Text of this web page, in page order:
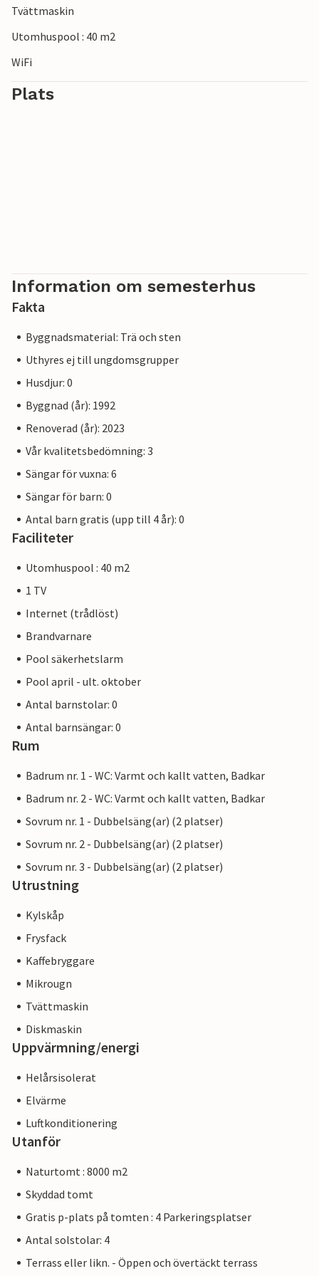
charmiga städer som Hyeres och Le Lavandou, som är
perfekta destinationer för dagsutflykter.
Tvättmaskin
Utomhuspool : 40 m2
WiFi
Plats
Information om semesterhus
Fakta
Byggnadsmaterial: Trä och sten
Uthyres ej till ungdomsgrupper
Husdjur: 0
Byggnad (år): 1992
Renoverad (år): 2023
Vår kvalitetsbedömning: 3
Sängar för vuxna: 6
Sängar för barn: 0
Antal barn gratis (upp till 4 år): 0
Faciliteter
Utomhuspool : 40 m2
1 TV
Internet (trådlöst)
Brandvarnare
Pool säkerhetslarm
Pool april - ult. oktober
Antal barnstolar: 0
Antal barnsängar: 0
Rum
Badrum nr. 1 - WC: Varmt och kallt vatten, Badkar
Badrum nr. 2 - WC: Varmt och kallt vatten, Badkar
Sovrum nr. 1 - Dubbelsäng(ar) (2 platser)
Sovrum nr. 2 - Dubbelsäng(ar) (2 platser)
Sovrum nr. 3 - Dubbelsäng(ar) (2 platser)
Utrustning
Kylskåp
Frysfack
Kaffebryggare
Mikrougn
Tvättmaskin
Diskmaskin
Uppvärmning/energi
Helårsisolerat
Elvärme
Luftkonditionering
Utanför
Naturtomt : 8000 m2
Skyddad tomt
Gratis p-plats på tomten : 4 Parkeringsplatser
Antal solstolar: 4
Terrass eller likn. - Öppen och övertäckt terrass